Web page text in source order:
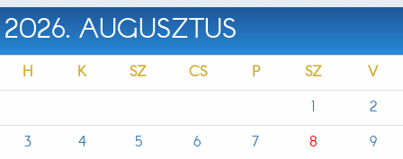
2026. AUGUSZTUS
H K SZ CS P SZ
V
1
2
3
4 5 6 7 8
9